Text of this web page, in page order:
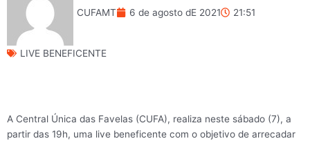
CUFAMT 6 de agosto dE 2021 21:51
LIVE BENEFICENTE
A Central Única das Favelas (CUFA), realiza neste sábado (7), a
partir das 19h, uma live beneficente com o objetivo de arrecadar